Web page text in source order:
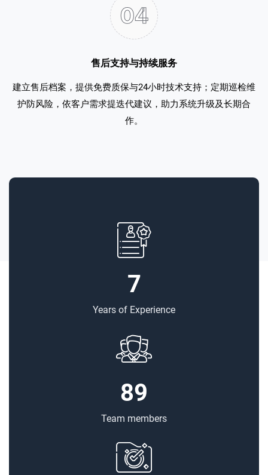
售后支持与持续服务
建立售后档案，提供免费质保与24小时技术支持；定期巡检维
护防风险，依客户需求提迭代建议，助力系统升级及长期合
作。
7
Years of Experience
89
Team members